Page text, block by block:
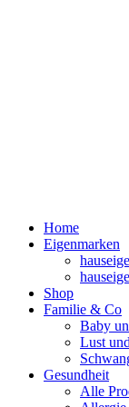
Home
Eigenmarken
Shop
Familie & Co
Baby
Lust
Gesundheit
Alle